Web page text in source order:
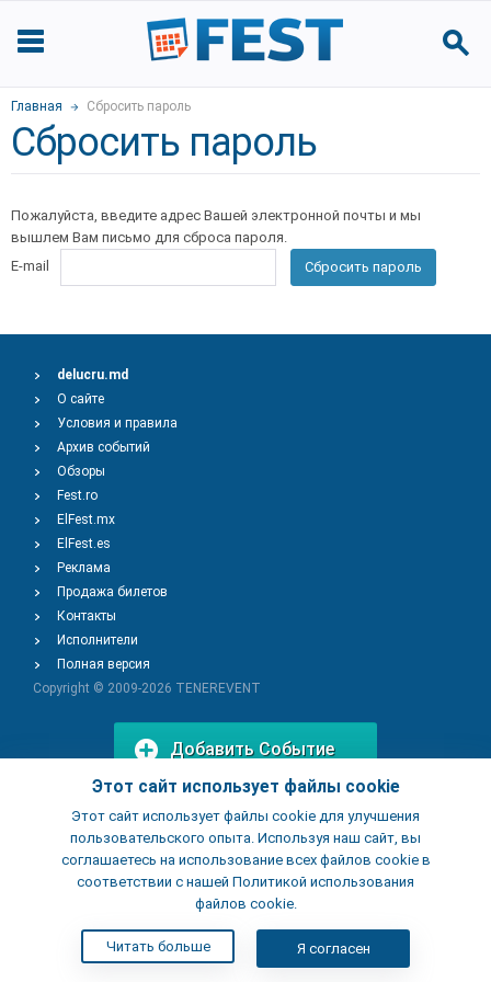
Главная Сбросить пароль
Сбросить пароль
Пожалуйста, введите адрес Вашей электронной почты и мы
вышлем Вам письмо для сброса пароля.
E-mail
Сбросить пароль
Этот сайт использует файлы cookie
Этот сайт использует файлы cookie для улучшения
пользовательского опыта. Используя наш сайт, вы
соглашаетесь на использование всех файлов cookie в
соответствии с нашей Политикой использования
файлов cookie.
Читать больше Я согласен
delucru.md
О сайте
Условия и правила
Архив событий
Обзоры
Fest.ro
ElFest.mx
ElFest.es
Реклама
Продажа билетов
Контакты
Исполнители
Полная версия
Copyright © 2009-2026 TENEREVENT
Добавить Событие
Добавить Заведение